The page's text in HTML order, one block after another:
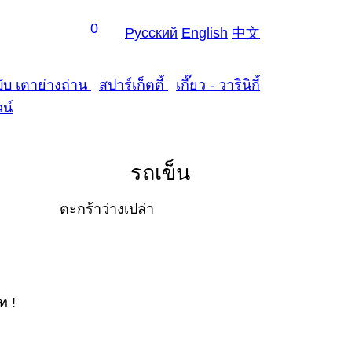
0 Русский English 中文
บ เตาย่างถ่าน สปาร์เก็ตตี้
เกี๊ยว - วารินิกี้
น์
!
รถเข็น
ตะกร้าว่างเปล่า